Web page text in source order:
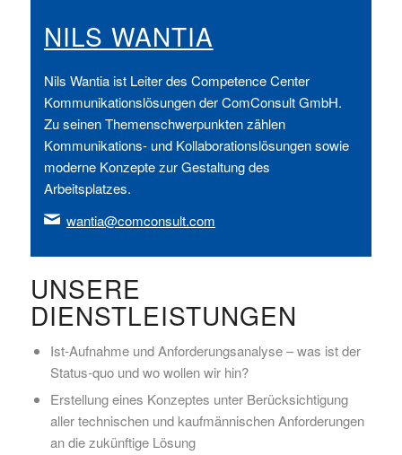
NILS WANTIA
Nils Wantia ist Leiter des Competence Center
Kommunikationslösungen der ComConsult GmbH.
Zu seinen Themenschwerpunkten zählen
Kommunikations- und Kollaborationslösungen sowie
moderne Konzepte zur Gestaltung des
Arbeitsplatzes.
wantia@comconsult.com
UNSERE
DIENSTLEISTUNGEN
Ist-Aufnahme und Anforderungsanalyse – was ist der
Status-quo und wo wollen wir hin?
Erstellung eines Konzeptes unter Berücksichtigung
aller technischen und kaufmännischen Anforderungen
an die zukünftige Lösung